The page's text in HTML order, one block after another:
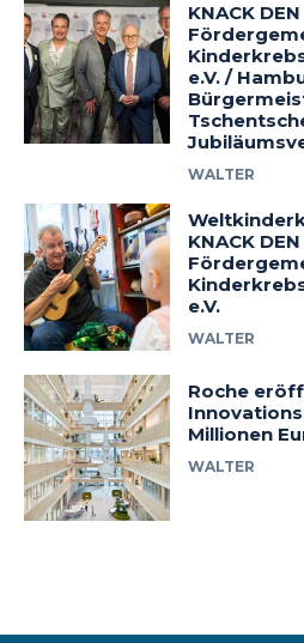
KNACK
e.V. /
WALTER
KNACK
e.V.
WALTER
Roche
Millionen
WALTER